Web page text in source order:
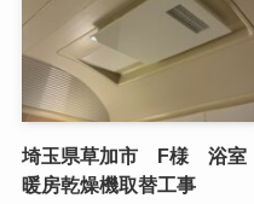
埼玉県草加市 F様 浴室
暖房乾燥機取替工事